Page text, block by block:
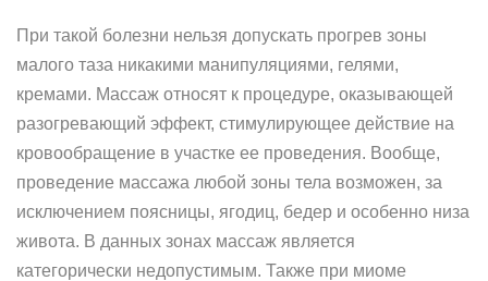
При такой болезни нельзя допускать прогрев зоны
малого таза никакими манипуляциями, гелями,
кремами. Массаж относят к процедуре, оказывающей
разогревающий эффект, стимулирующее действие на
кровообращение в участке ее проведения. Вообще,
проведение массажа любой зоны тела возможен, за
исключением поясницы, ягодиц, бедер и особенно низа
живота. В данных зонах массаж является
категорически недопустимым. Также при миоме